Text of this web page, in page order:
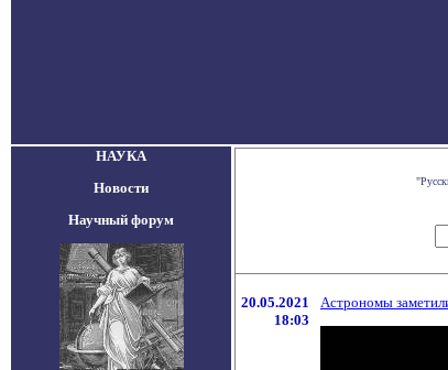
НАУКА
Новости
Научный форум
20.05.2021
18:03
Астрономы